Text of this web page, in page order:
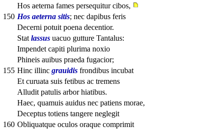
Hos aeterna fames persequitur cibos,
150 Hos aeterna sitis; nec dapibus feris
Decerni potuit poena decentior.
Stat lassus uacuo gutture Tantalus:
Impendet capiti plurima noxio
Phineis auibus praeda fugacior;
155 Hinc illinc grauidis frondibus incubat
Et curuata suis fetibus ac tremens
Alludit patulis arbor hiatibus.
Haec, quamuis auidus nec patiens morae,
Deceptus totiens tangere neglegit
160 Obliquatque oculos oraque comprimit